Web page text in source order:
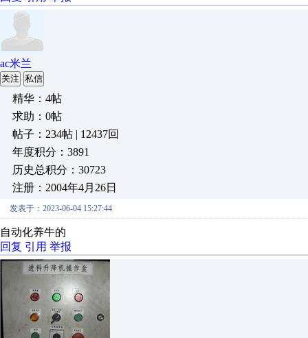
ac米兰
关注 私信
精华：4帖
求助：0帖
帖子：234帖 | 12437回
年度积分：3891
历史总积分：30723
注册：2004年4月26日
发表于：2023-06-04 15:27:44
自动化养牛的
回复 引用 举报